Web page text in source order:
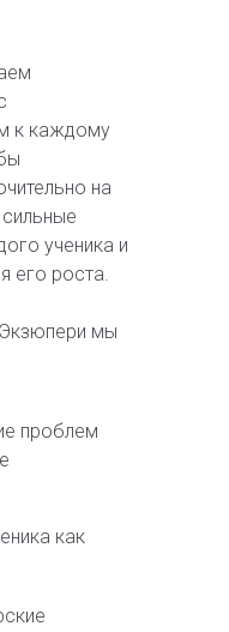
к каждому
на
ученика и
его роста.
мы
проблем
как